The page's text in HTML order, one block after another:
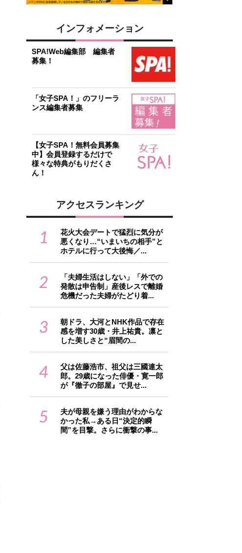
インフォメーション
SPA!Web編集部 編集者
募集！
「女子SPA！」のフリーラ
ンス編集者募集
【女子SPA！無料会員募集
中】会員登録するだけで
様々な特典がもりだくさ
ん！
アクセスランキング
1
花火大会デートで猛烈に気分が
悪くなり…“いまいちの相手”と
ホテルに行って大後悔／...
2
「夫婦生活はしない」「外での
発散は申告制」産後レスで離婚
危機だった夫婦がたどり着...
3
朝ドラ、大河とNHK作品で存在
感を増す30歳・井上祐貴。凛と
した美しさと“眉間の...
4
父は佐藤浩市、祖父は三國連太
郎。29歳になった俳優・寛一郎
が『徹子の部屋』で見せ...
5
夫が母親を嫌う理由がわからな
かった私→ある日“決定的瞬
間”を目撃。さらに衝撃の事...